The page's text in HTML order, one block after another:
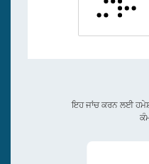
ਇਹ ਜਾਂਚ ਕਰਨ ਲਈ